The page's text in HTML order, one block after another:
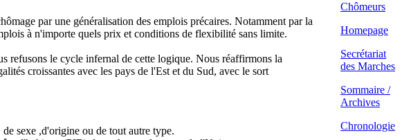
par une généralisation des emplois précaires. Notamment par la
à n'importe quels prix et conditions de flexibilité sans limite.
refusons le cycle infernal de cette logique. Nous réaffirmons la
croissantes avec les pays de l'Est et du Sud, avec le sort
sexe ,d'origine ou de tout autre type.
Chômeurs
Homepage
Secrétariat
des Marches
Sommaire /
Archives
Chronologie